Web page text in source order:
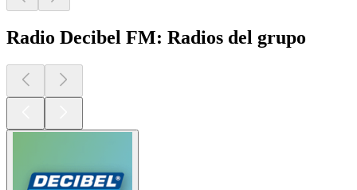
Radio Decibel FM: Radios del grupo